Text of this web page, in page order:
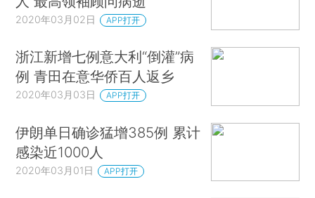
2020年03月02日 APP打开
浙江新增七例意大利“倒灌”病
例 青田在意华侨百人返乡
2020年03月03日 APP打开
伊朗单日确诊猛增385例 累计
感染近1000人
2020年03月01日 APP打开